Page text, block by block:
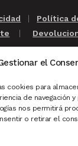
el
cookies para
de navegación
nos permitirá
o retirar el
| Política
|
Novedades |